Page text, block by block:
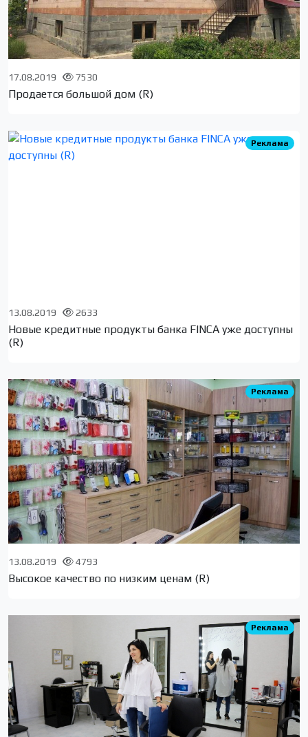
17.08.2019 7530
Продается большой дом (R)
Реклама
13.08.2019 2633
Новые кредитные продукты банка FINCA уже доступны
(R)
Реклама
13.08.2019 4793
Высокое качество по низким ценам (R)
Реклама